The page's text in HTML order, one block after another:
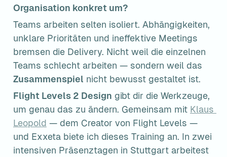
Organisation konkret um?
Teams arbeiten selten isoliert. Abhängigkeiten,
unklare Prioritäten und ineffektive Meetings
bremsen die Delivery. Nicht weil die einzelnen
Zusammenspiel nicht bewusst gestaltet ist.
Flight Levels 2 Design gibt dir die Werkzeuge,
um genau das zu ändern. Gemeinsam mit Klaus
Leopold — dem Creator von Flight Levels —
und Exxeta biete ich dieses Training an. In zwei
intensiven Präsenztagen in Stuttgart arbeitest